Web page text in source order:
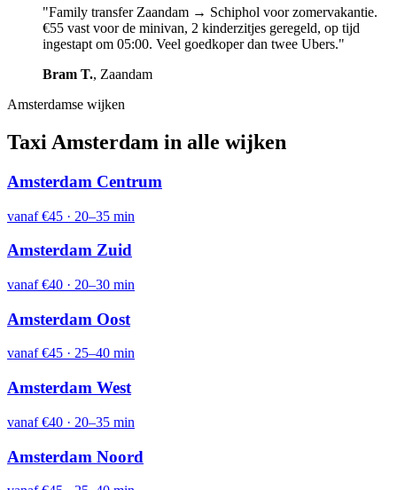
"Family transfer Zaandam → Schiphol voor zomervakantie.
€55 vast voor de minivan, 2 kinderzitjes geregeld, op tijd
ingestapt om 05:00. Veel goedkoper dan twee Ubers."
Bram T., Zaandam
Amsterdamse wijken
Taxi Amsterdam in alle wijken
Amsterdam Centrum
vanaf€45 · 20–35 min
Amsterdam Zuid
vanaf€40 · 20–30 min
Amsterdam Oost
vanaf€45 · 25–40 min
Amsterdam West
vanaf€40 · 20–35 min
Amsterdam Noord